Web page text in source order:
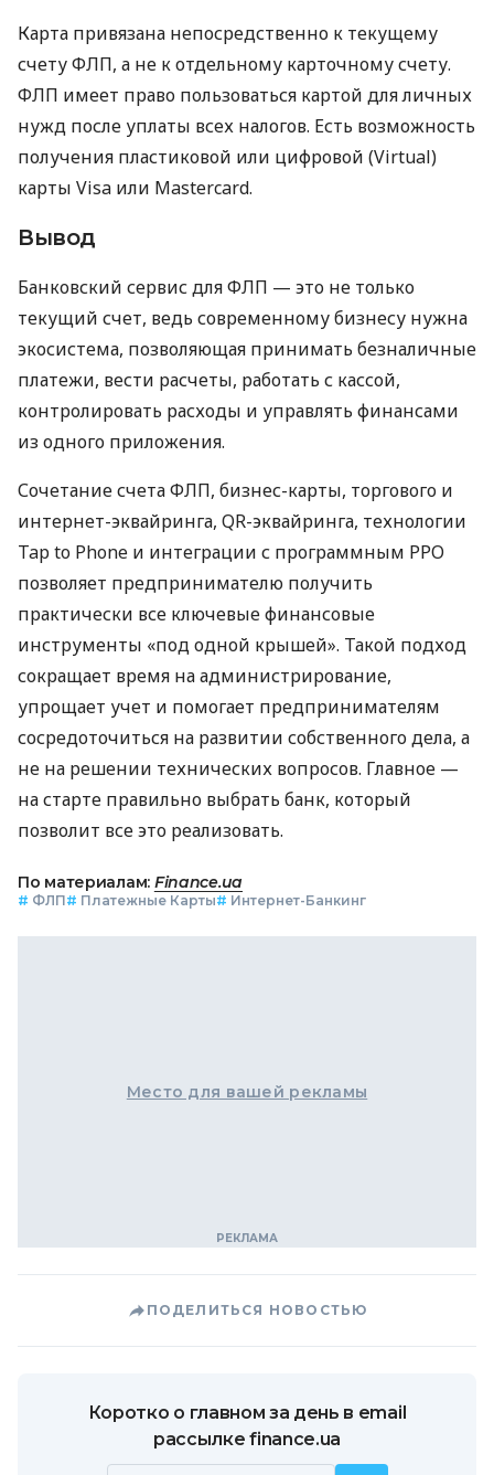
Карта привязана непосредственно к текущему
счету ФЛП, а не к отдельному карточному счету.
ФЛП имеет право пользоваться картой для личных
нужд после уплаты всех налогов. Есть возможность
получения пластиковой или цифровой (Virtual)
карты Visa или Mastercard.
Вывод
Банковский сервис для ФЛП — это не только
текущий счет, ведь современному бизнесу нужна
экосистема, позволяющая принимать безналичные
платежи, вести расчеты, работать с кассой,
контролировать расходы и управлять финансами
из одного приложения.
Сочетание счета ФЛП, бизнес-карты, торгового и
интернет-эквайринга, QR-эквайринга, технологии
Tap to Phone и интеграции с программным РРО
позволяет предпринимателю получить
практически все ключевые финансовые
инструменты «под одной крышей». Такой подход
сокращает время на администрирование,
упрощает учет и помогает предпринимателям
сосредоточиться на развитии собственного дела, а
не на решении технических вопросов. Главное —
на старте правильно выбрать банк, который
позволит все это реализовать.
По материалам: Finance.ua
# ФЛП# Платежные Карты# Интернет-Банкинг
Место для вашей рекламы
ПОДЕЛИТЬСЯ НОВОСТЬЮ
Коротко о главном за день в email
рассылке finance.ua